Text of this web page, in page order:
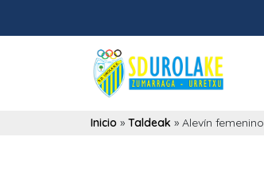
Inicio » Taldeak » Alevín femenino